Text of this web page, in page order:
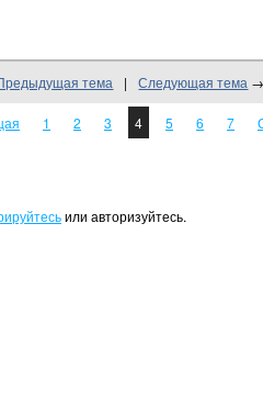
тема | Следующая тема
1 2 3 4 5 6 7
или авторизуйтесь.